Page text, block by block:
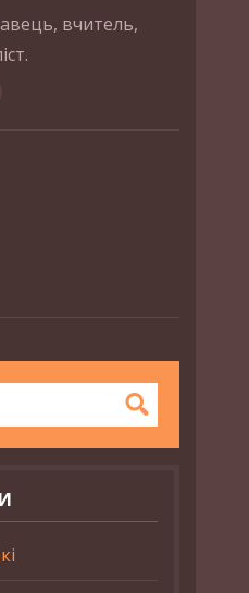
вчитель,